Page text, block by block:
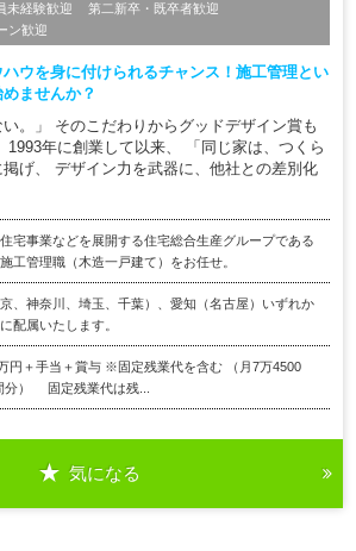
未経験歓迎
第二新卒・既卒者歓迎
ン歓迎
ウを身に付けられるチャンス！施工管理とい
ませんか？
い。」 そのこだわりからグッドデザイン賞も
1993年に創業して以来、 「同じ家は、つくら
げ、 デザイン力を武器に、他社との差別化
宅事業などを展開する住宅総合生産グループである
工管理職（木造一戸建て）をお任せ。
、神奈川、埼玉、千葉）、愛知（名古屋）いずれか
配属いたします。
円＋手当＋賞与 ※固定残業代を含む （月7万4500
分） 固定残業代は残...
気になる